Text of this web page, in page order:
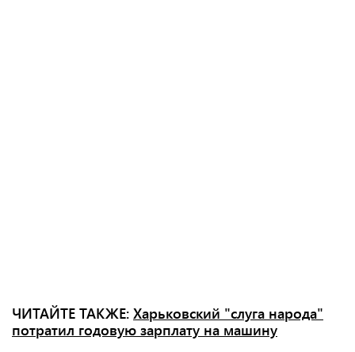
ЧИТАЙТЕ ТАКЖЕ: Харьковский "слуга народа"
потратил годовую зарплату на машину